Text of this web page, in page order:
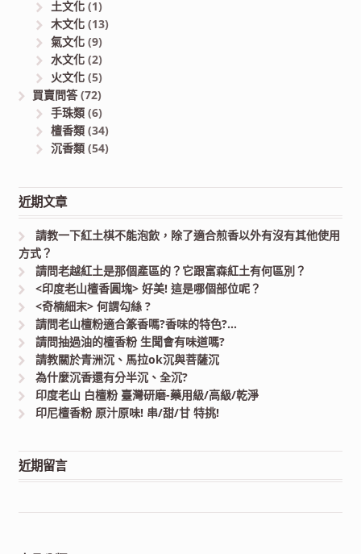
土文化(1)
木文化(13)
氣文化(9)
水文化(2)
火文化(5)
買賣問答(72)
手珠類(6)
檀香類(34)
沉香類(54)
近期文章
請教一下紅土棋不能泡飲，除了適合煎香以外有沒有其他使用
方式？
請問老越紅土是那個產區的？它跟富森紅土有何區別？
<印度老山檀香圓塊> 好美! 這是哪個部位呢？
<奇楠細末> 何謂勾絲 ?
請問老山檀粉適合篆香嗎?香味的特色?…
請問抽過油的檀香粉 生聞會有味道嗎?
請教關於青洲沉、馬拉ok沉與菩薩沉
為什麼沉香還有分半沉、全沉?
印度老山 白檀粉 臺灣研磨-藥用級/高級/乾淨
印尼檀香粉 原汁原味! 串/甜/甘 特挑!
近期留言